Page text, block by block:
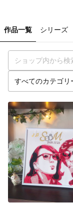
作品一覧 シリーズ